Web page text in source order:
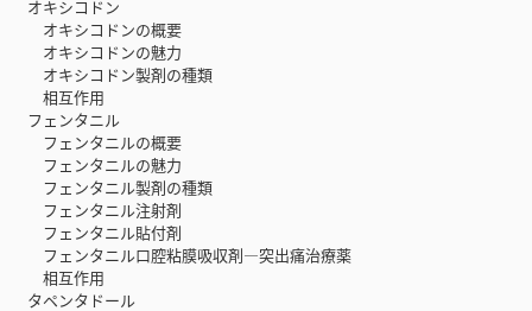
オキシコドン
オキシコドンの概要
オキシコドンの魅力
オキシコドン製剤の種類
相互作用
フェンタニル
フェンタニルの概要
フェンタニルの魅力
フェンタニル製剤の種類
フェンタニル注射剤
フェンタニル貼付剤
フェンタニル口腔粘膜吸収剤―突出痛治療薬
相互作用
タペンタドール